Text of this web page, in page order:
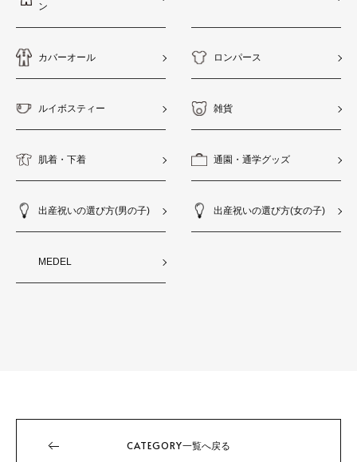
ン
カバーオール ロンパース
ルイボスティー 雑貨
肌着・下着 通園・通学グッズ
出産祝いの選び方(男の子) 出産祝いの選び方(女の子)
MEDEL
CATEGORY一覧へ戻る